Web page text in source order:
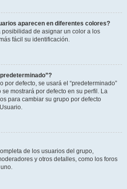
aparecen en diferentes colores?
posibilidad de asignar un color a los
fácil su identificación.
por defecto, se usará el “predeterminado”
mostrará por defecto en su perfil. La
para cambiar su grupo por defecto
de los usuarios del grupo,
y otros detalles, como los foros